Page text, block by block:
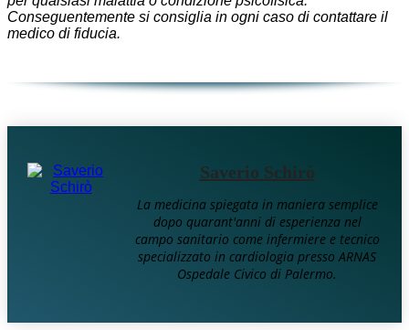
Conseguentemente si consiglia in ogni caso di contattare il
medico di fiducia.
Saverio Schirò
La medicina spiegata in maniera semplice
dopo quarant'anni di esperienza nel
campo sanitario come infermiere e tecnico
specializzato in cardiologia presso ARNAS
Ospedale Civico di Palermo.